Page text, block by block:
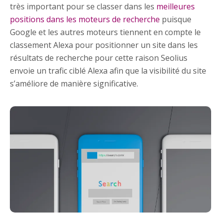
très important pour se classer dans les meilleures
positions dans les moteurs de recherche puisque
Google et les autres moteurs tiennent en compte le
classement Alexa pour positionner un site dans les
résultats de recherche pour cette raison Seolius
envoie un trafic ciblé Alexa afin que la visibilité du site
s’améliore de manière significative.